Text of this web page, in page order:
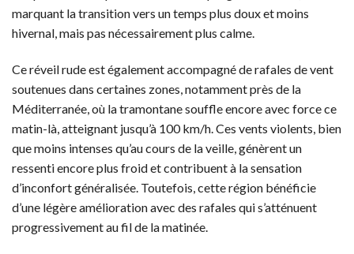
marquant la transition vers un temps plus doux et moins
hivernal, mais pas nécessairement plus calme.
Ce réveil rude est également accompagné de rafales de vent
soutenues dans certaines zones, notamment près de la
Méditerranée, où la tramontane souffle encore avec force ce
matin-là, atteignant jusqu’à 100 km/h. Ces vents violents, bien
que moins intenses qu’au cours de la veille, génèrent un
ressenti encore plus froid et contribuent à la sensation
d’inconfort généralisée. Toutefois, cette région bénéficie
d’une légère amélioration avec des rafales qui s’atténuent
progressivement au fil de la matinée.